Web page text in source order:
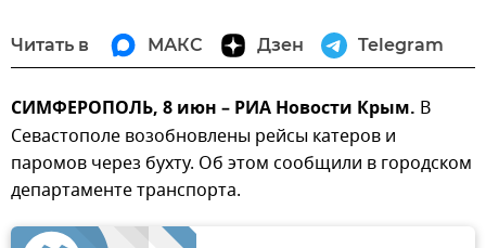
Читать в МАКС Дзен Telegram
СИМФЕРОПОЛЬ, 8 июн – РИА Новости Крым. В
Севастополе возобновлены рейсы катеров и
паромов через бухту. Об этом сообщили в городском
департаменте транспорта.